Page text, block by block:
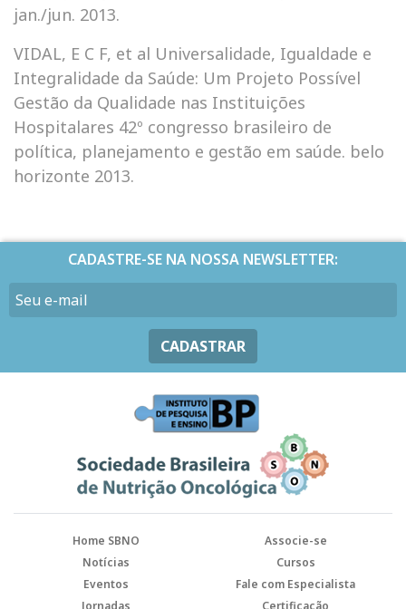
jan./jun. 2013.
VIDAL, E C F, et al Universalidade, Igualdade e
Integralidade da Saúde: Um Projeto Possível
Gestão da Qualidade nas Instituições
Hospitalares 42º congresso brasileiro de
política, planejamento e gestão em saúde. belo
horizonte 2013.
CADASTRE-SE NA NOSSA NEWSLETTER:
CADASTRAR
Home SBNO
Associe-se
Notícias
Cursos
Eventos
Fale com Especialista
Jornadas
Certificação